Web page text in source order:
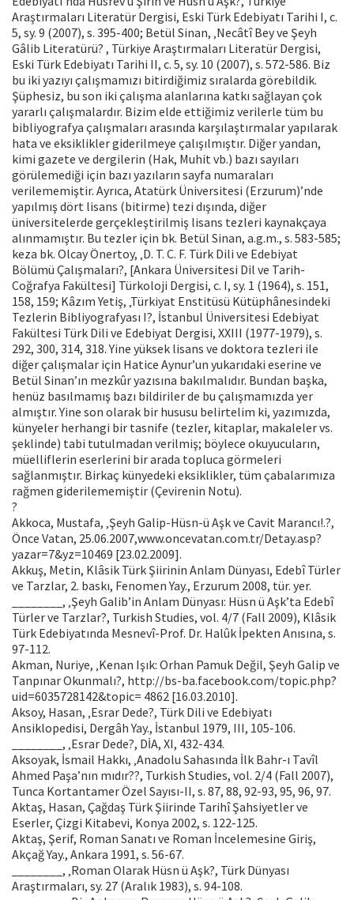
Araştırmaları Literatür Dergisi, Eski Türk Edebiyatı Tarihi I, c.
5, sy. 9 (2007), s. 395-400; Betül Sinan, ‚Necâtî Bey ve Şeyh
Gâlib Literatürü? , Türkiye Araştırmaları Literatür Dergisi,
Eski Türk Edebiyatı Tarihi II, c. 5, sy. 10 (2007), s. 572-586. Biz
bu iki yazıyı çalışmamızı bitirdiğimiz sıralarda görebildik.
Şüphesiz, bu son iki çalışma alanlarına katkı sağlayan çok
yararlı çalışmalardır. Bizim elde ettiğimiz verilerle tüm bu
bibliyografya çalışmaları arasında karşılaştırmalar yapılarak
hata ve eksiklikler giderilmeye çalışılmıştır. Diğer yandan,
kimi gazete ve dergilerin (Hak, Muhit vb.) bazı sayıları
görülemediği için bazı yazıların sayfa numaraları
verilememiştir. Ayrıca, Atatürk Üniversitesi (Erzurum)’nde
yapılmış dört lisans (bitirme) tezi dışında, diğer
üniversitelerde gerçekleştirilmiş lisans tezleri kaynakçaya
alınmamıştır. Bu tezler için bk. Betül Sinan, a.g.m., s. 583-585;
keza bk. Olcay Önertoy, ‚D. T. C. F. Türk Dili ve Edebiyat
Bölümü Çalışmaları?, [Ankara Üniversitesi Dil ve Tarih-
Coğrafya Fakültesi] Türkoloji Dergisi, c. I, sy. 1 (1964), s. 151,
158, 159; Kâzım Yetiş, ‚Türkiyat Enstitüsü Kütüphânesindeki
Tezlerin Bibliyografyası I?, İstanbul Üniversitesi Edebiyat
Fakültesi Türk Dili ve Edebiyat Dergisi, XXIII (1977-1979), s.
292, 300, 314, 318. Yine yüksek lisans ve doktora tezleri ile
diğer çalışmalar için Hatice Aynur’un yukarıdaki eserine ve
Betül Sinan’ın mezkûr yazısına bakılmalıdır. Bundan başka,
henüz basılmamış bazı bildiriler de bu çalışmamızda yer
almıştır. Yine son olarak bir hususu belirtelim ki, yazımızda,
künyeler herhangi bir tasnife (tezler, kitaplar, makaleler vs.
şeklinde) tabi tutulmadan verilmiş; böylece okuyucuların,
müelliflerin eserlerini bir arada topluca görmeleri
sağlanmıştır. Birkaç künyedeki eksiklikler, tüm çabalarımıza
rağmen giderilememiştir (Çevirenin Notu).
?
Akkoca, Mustafa, ‚Şeyh Galip-Hüsn-ü Aşk ve Cavit Marancı!.?,
Önce Vatan, 25.06.2007,www.oncevatan.com.tr/Detay.asp?
yazar=7&yz=10469 [23.02.2009].
Akkuş, Metin, Klâsik Türk Şiirinin Anlam Dünyası, Edebî Türler
ve Tarzlar, 2. baskı, Fenomen Yay., Erzurum 2008, tür. yer.
________, ‚Şeyh Galib’in Anlam Dünyası: Hüsn ü Aşk’ta Edebî
Türler ve Tarzlar?, Turkish Studies, vol. 4/7 (Fall 2009), Klâsik
Türk Edebiyatında Mesnevî-Prof. Dr. Halûk İpekten Anısına, s.
97-112.
Akman, Nuriye, ‚Kenan Işık: Orhan Pamuk Değil, Şeyh Galip ve
Tanpınar Okunmalı?, http://bs-ba.facebook.com/topic.php?
uid=6035728142&topic= 4862 [16.03.2010].
Aksoy, Hasan, ‚Esrar Dede?, Türk Dili ve Edebiyatı
Ansiklopedisi, Dergâh Yay., İstanbul 1979, III, 105-106.
________, ‚Esrar Dede?, DİA, XI, 432-434.
Aksoyak, İsmail Hakkı, ‚Anadolu Sahasında İlk Bahr-ı Tavîl
Ahmed Paşa’nın mıdır??, Turkish Studies, vol. 2/4 (Fall 2007),
Tunca Kortantamer Özel Sayısı-II, s. 87, 88, 92-93, 95, 96, 97.
Aktaş, Hasan, Çağdaş Türk Şiirinde Tarihî Şahsiyetler ve
Eserler, Çizgi Kitabevi, Konya 2002, s. 122-125.
Aktaş, Şerif, Roman Sanatı ve Roman İncelemesine Giriş,
Akçağ Yay., Ankara 1991, s. 56-67.
________, ‚Roman Olarak Hüsn ü Aşk?, Türk Dünyası
Araştırmaları, sy. 27 (Aralık 1983), s. 94-108.